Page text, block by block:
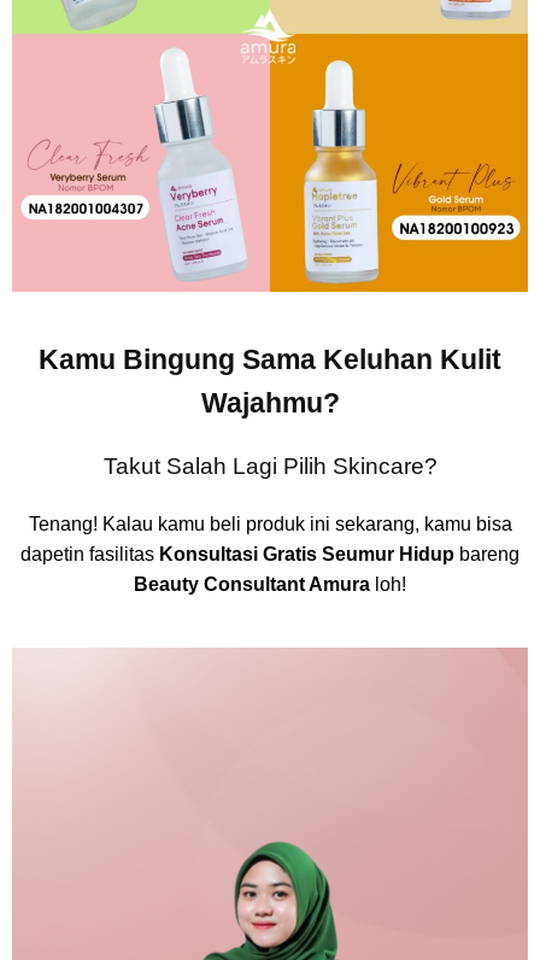
Kamu Bingung Sama Keluhan Kulit
Wajahmu?
Takut Salah Lagi Pilih Skincare?
Tenang! Kalau kamu beli produk ini sekarang, kamu bisa
dapetin fasilitas Konsultasi Gratis Seumur Hidup bareng
Beauty Consultant Amura loh!